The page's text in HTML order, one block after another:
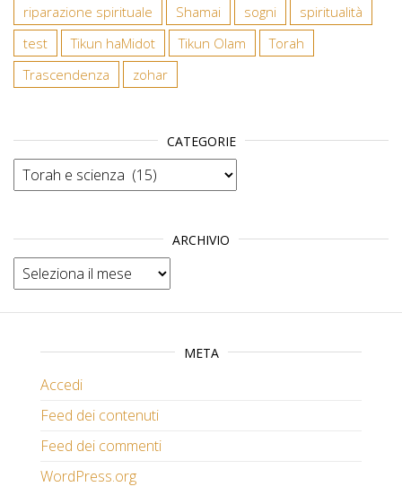
riparazione spirituale
Shamai sogni
spiritualità
test
Tikun haMidot Tikun Olam
Torah
Trascendenza
zohar
CATEGORIE
Categorie
ARCHIVIO
Archivio
META
Accedi
Feed dei contenuti
Feed dei commenti
WordPress.org